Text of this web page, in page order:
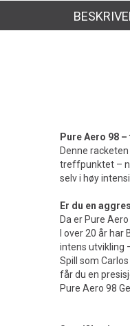
Pure Aero 98
Denne
treffpunktet –
selv i høy
Er du en
Da er Pure
I over 20 år
intens utvikling
Spill som
får du en
Pure Aero 98